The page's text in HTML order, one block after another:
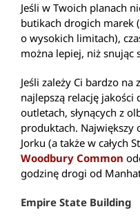
Jeśli w Twoich planach
butikach drogich marek
o wysokich limitach),
można lepiej, niż snując
Jeśli zależy Ci bardzo
najlepszą relację jakości
outletach, słynących z
produktach. Największy
Jorku (a także w całych
Woodbury Common
godzinę drogi od
Empire State Building